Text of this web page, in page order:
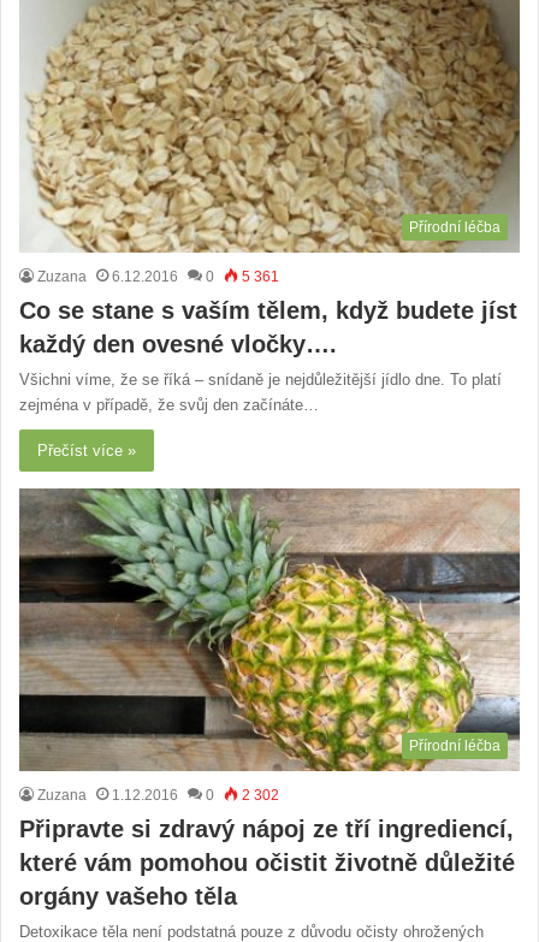
Přírodní léčba
Zuzana 6.12.2016 0 5 361
Co se stane s vaším tělem, když budete jíst
každý den ovesné vločky….
Všichni víme, že se říká – snídaně je nejdůležitější jídlo dne. To platí
zejména v případě, že svůj den začínáte…
Přečíst více »
Přírodní léčba
Zuzana 1.12.2016 0 2 302
Připravte si zdravý nápoj ze tří ingrediencí,
které vám pomohou očistit životně důležité
orgány vašeho těla
Detoxikace těla není podstatná pouze z důvodu očisty ohrožených